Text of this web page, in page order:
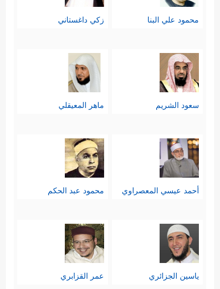
محمود علي البنا زكي داغستاني
سعود الشريم ماهر المعيقلي
أحمد عيسي المعصراوي محمود عبد الحكم
ياسين الجزائري عمر القزابري